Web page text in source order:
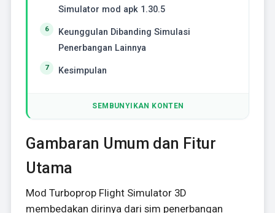
Simulator mod apk 1.30.5
Keunggulan Dibanding Simulasi
Penerbangan Lainnya
Kesimpulan
SEMBUNYIKAN KONTEN
Gambaran Umum dan Fitur
Utama
Mod Turboprop Flight Simulator 3D
membedakan dirinya dari sim penerbangan